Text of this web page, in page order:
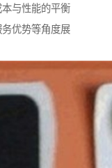
与性能的平衡
优势等角度展